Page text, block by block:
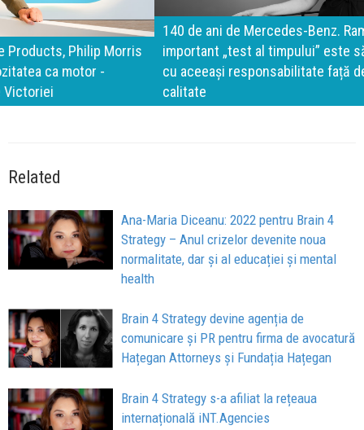
140 de ani de Mercedes-Benz. Ramona Pîrlog: Cel mai
important „test al timpului” este să inovăm constant, dar
cu aceeași responsabilitate față de oameni, siguranță și
calitate
Related
Ana-Maria Diceanu: 2022 pentru Brain 4
Strategy – Anul crizelor devenite noua
normalitate, dar și al educației și mental
health
Brain 4 Strategy devine agenția de
comunicare și PR pentru firma de avocatură
Hațegan Attorneys și Fundația Hațegan
Brain 4 Strategy s-a afiliat la rețeaua
internațională iNT.Agencies